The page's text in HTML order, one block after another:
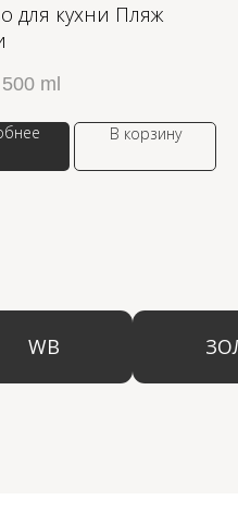
для кухни Пляж
500 ml
В корзину
ЗОЛОТОЕ